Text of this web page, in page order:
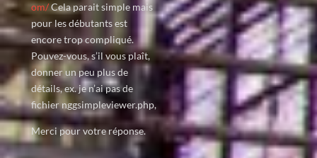
om/Cela parait simple mais
pour les débutants est
encore trop compliqué.
Pouvez-vous, s’il vous plaît,
donner un peu plus de
détails, ex. je n’ai pas de
fichier nggsimpleviewer.php,
Merci pour votre réponse.